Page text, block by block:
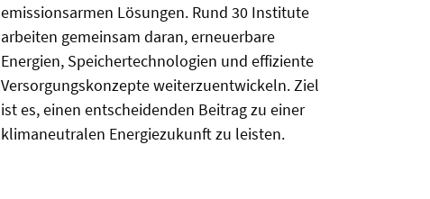
emissionsarmen Lösungen. Rund 30 Institute
arbeiten gemeinsam daran, erneuerbare
Energien, Speichertechnologien und effiziente
Versorgungskonzepte weiterzuentwickeln. Ziel
ist es, einen entscheidenden Beitrag zu einer
klimaneutralen Energiezukunft zu leisten.